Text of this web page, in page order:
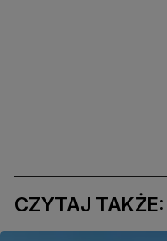
CZYTAJ TAKŻE: